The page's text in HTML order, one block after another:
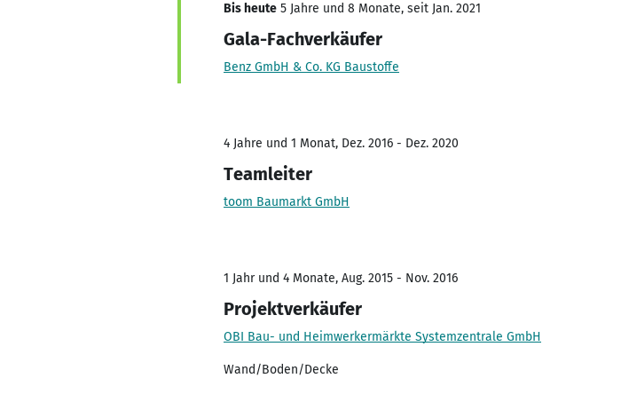
Bis heute 5 Jahre und 8 Monate, seit Jan. 2021
Gala-Fachverkäufer
Benz GmbH & Co. KG Baustoffe
4 Jahre und 1 Monat, Dez. 2016 - Dez. 2020
Teamleiter
toom Baumarkt GmbH
1 Jahr und 4 Monate, Aug. 2015 - Nov. 2016
Projektverkäufer
OBI Bau- und Heimwerkermärkte Systemzentrale GmbH
Wand/Boden/Decke